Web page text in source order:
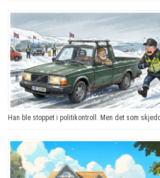
Han ble stoppet i politikontroll. Men det som